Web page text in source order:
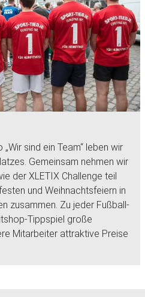
sind ein Team“ leben wir
Gemeinsam nehmen wir
der XLETIX Challenge teil
und Weihnachtsfeiern in
zusammen. Zu jeder Fußball-
Tippspiel große
Mitarbeiter attraktive Preise